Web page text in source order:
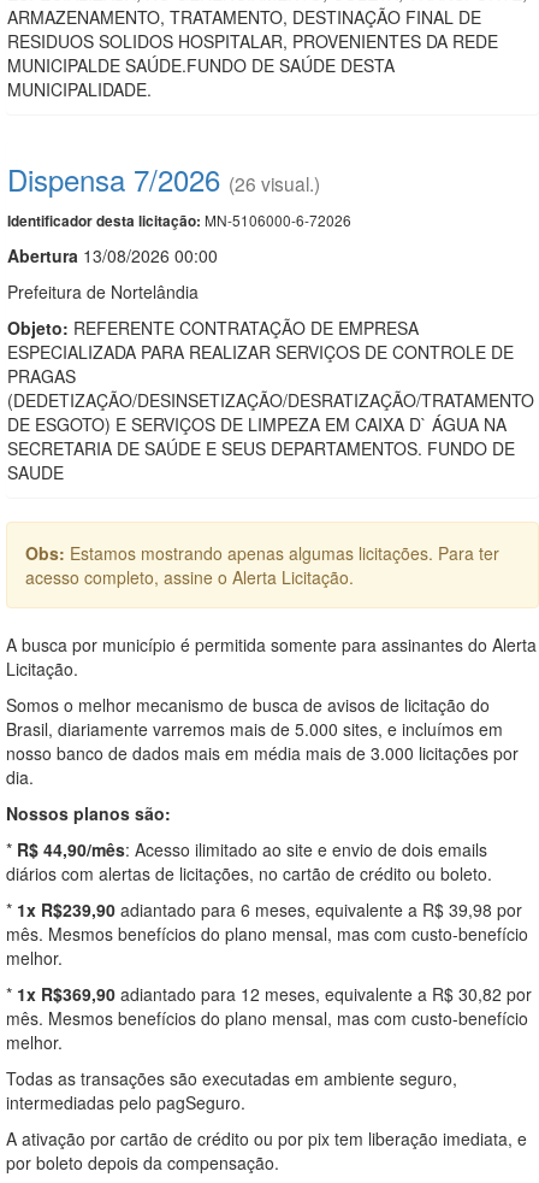
ARMAZENAMENTO, TRATAMENTO, DESTINAÇÃO FINAL DE
RESIDUOS SOLIDOS HOSPITALAR, PROVENIENTES DA REDE
MUNICIPALDE SAÚDE.FUNDO DE SAÚDE DESTA
MUNICIPALIDADE.
Dispensa 7/2026 (26 visual.)
Identificador desta licitação: MN-5106000-6-72026
Abertura 13/08/2026 00:00
Prefeitura de Nortelândia
Objeto: REFERENTE CONTRATAÇÃO DE EMPRESA
ESPECIALIZADA PARA REALIZAR SERVIÇOS DE CONTROLE DE
PRAGAS
(DEDETIZAÇÃO/DESINSETIZAÇÃO/DESRATIZAÇÃO/TRATAMENTO
DE ESGOTO) E SERVIÇOS DE LIMPEZA EM CAIXA D` ÁGUA NA
SECRETARIA DE SAÚDE E SEUS DEPARTAMENTOS. FUNDO DE
SAUDE
Obs: Estamos mostrando apenas algumas licitações. Para ter
acesso completo, assine o Alerta Licitação.
A busca por município é permitida somente para assinantes do Alerta
Licitação.
Somos o melhor mecanismo de busca de avisos de licitação do
Brasil, diariamente varremos mais de 5.000 sites, e incluímos em
nosso banco de dados mais em média mais de 3.000 licitações por
dia.
Nossos planos são:
* R$ 44,90/mês: Acesso ilimitado ao site e envio de dois emails
diários com alertas de licitações, no cartão de crédito ou boleto.
* 1x R$239,90 adiantado para 6 meses, equivalente a R$ 39,98 por
mês. Mesmos benefícios do plano mensal, mas com custo-benefício
melhor.
* 1x R$369,90 adiantado para 12 meses, equivalente a R$ 30,82 por
mês. Mesmos benefícios do plano mensal, mas com custo-benefício
melhor.
Todas as transações são executadas em ambiente seguro,
intermediadas pelo pagSeguro.
A ativação por cartão de crédito ou por pix tem liberação imediata, e
por boleto depois da compensação.